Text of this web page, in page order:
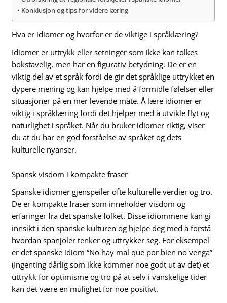
Konklusjon og tips for videre læring
Hva er idiomer og hvorfor er de viktige i språklæring?
Idiomer er uttrykk eller setninger som ikke kan tolkes
bokstavelig, men har en figurativ betydning. De er en
viktig del av et språk fordi de gir det språklige uttrykket en
dypere mening og kan hjelpe med å formidle følelser eller
situasjoner på en mer levende måte. Å lære idiomer er
viktig i språklæring fordi det hjelper med å utvikle flyt og
naturlighet i språket. Når du bruker idiomer riktig, viser
du at du har en god forståelse av språket og dets
kulturelle nyanser.
Spansk visdom i kompakte fraser
Spanske idiomer gjenspeiler ofte kulturelle verdier og tro.
De er kompakte fraser som inneholder visdom og
erfaringer fra det spanske folket. Disse idiommene kan gi
innsikt i den spanske kulturen og hjelpe deg med å forstå
hvordan spanjoler tenker og uttrykker seg. For eksempel
er det spanske idiom “No hay mal que por bien no venga”
(Ingenting dårlig som ikke kommer noe godt ut av det) et
uttrykk for optimisme og tro på at selv i vanskelige tider
kan det være en mulighet for noe positivt.